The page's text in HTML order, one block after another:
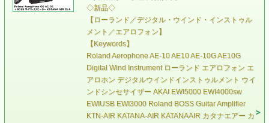
◇新品◇
【ローランド／デジタル・ウインド・インストゥル
メント／エアロフォン】
【Keywords】
Roland Aerophone AE-10 AE10 AE-10G AE10G
Digital Wind Instrument ローランド エアロフォン エ
アロホン デジタルウインドインストゥルメント ウイ
ンドシンセサイザー AKAI EWI5000 EWI4000sw
EWIUSB EWI3000 Roland BOSS Guitar Amplifier
KTN-AIR KATANA-AIR KATANAAIR カタナエアー カ